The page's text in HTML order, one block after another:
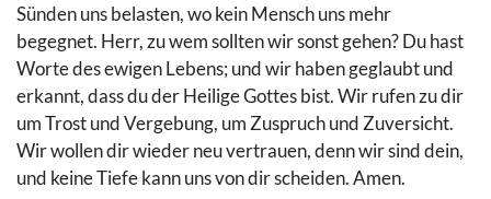
Sünden uns belasten, wo kein Mensch uns mehr
begegnet. Herr, zu wem sollten wir sonst gehen? Du hast
Worte des ewigen Lebens; und wir haben geglaubt und
erkannt, dass du der Heilige Gottes bist. Wir rufen zu dir
um Trost und Vergebung, um Zuspruch und Zuversicht.
Wir wollen dir wieder neu vertrauen, denn wir sind dein,
und keine Tiefe kann uns von dir scheiden. Amen.